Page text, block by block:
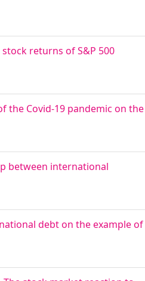
returns of S&P 500
the Covid-19 pandemic on the
between international
debt on the example of